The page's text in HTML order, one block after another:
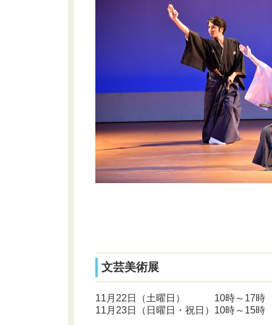
文芸美術展
11月22日（土曜日） 10時～17時
11月23日（日曜日・祝日）10時～15時